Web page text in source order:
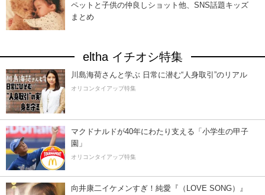
ペットと子供の仲良しショット他、SNS話題キッズ
まとめ
eltha イチオシ特集
川島海荷さんと学ぶ 日常に潜む“人身取引”のリアル
オリコンタイアップ特集
マクドナルドが40年にわたり支える「小学生の甲子
園」
オリコンタイアップ特集
向井康二イケメンすぎ！純愛『（LOVE SONG）』